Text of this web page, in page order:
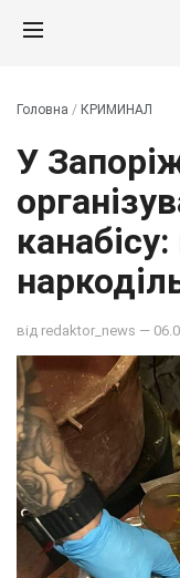
Головна / КРИМИНАЛ
У
від redaktor_news —